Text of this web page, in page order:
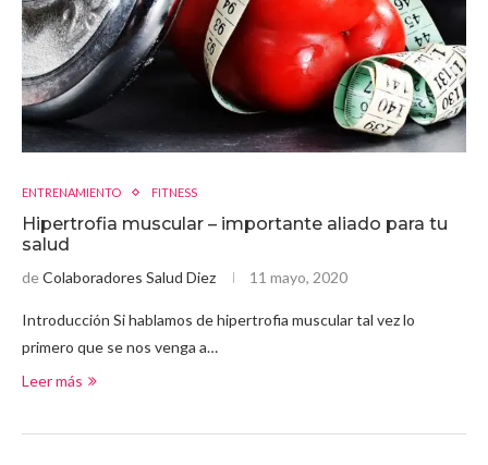
ENTRENAMIENTO FITNESS
Hipertrofia muscular – importante aliado para tu
salud
deColaboradores Salud Diez 11 mayo, 2020
Introducción Si hablamos de hipertrofia muscular tal vez lo
primero que se nos venga a…
Leer más